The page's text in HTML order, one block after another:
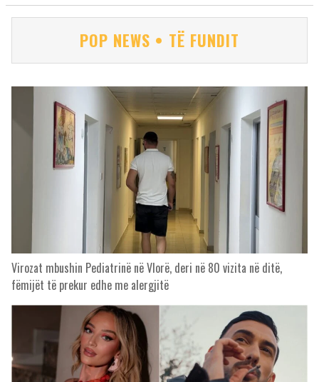
POP NEWS • TË FUNDIT
Virozat mbushin Pediatrinë në Vlorë, deri në 80 vizita në ditë,
fëmijët të prekur edhe me alergjitë